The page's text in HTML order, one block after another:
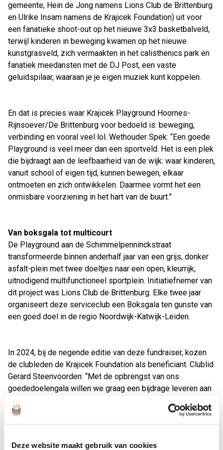
Deze website maakt gebruik van cookies
gemeente, Hein de Jong namens Lions Club de Brittenburg
en Ulrike Insam namens de Krajicek Foundation) uit voor
een fanatieke shoot-out op het nieuwe 3x3 basketbalveld,
terwijl kinderen in beweging kwamen op het nieuwe
kunstgrasveld, zich vermaakten in het calisthenics park en
fanatiek meedansten met de DJ Post, een vaste
geluidspilaar, waaraan je je eigen muziek kunt koppelen.
En dat is precies waar Krajicek Playground Hoornes-
Rijnsoever/De Brittenburg voor bedoeld is: beweging,
verbinding en vooral veel lol. Wethouder Spek: “Een goede
Playground is veel meer dan een sportveld. Het is een plek
die bijdraagt aan de leefbaarheid van de wijk: waar kinderen,
vanuit school of eigen tijd, kunnen bewegen, elkaar
ontmoeten en zich ontwikkelen. Daarmee vormt het een
onmisbare voorziening in het hart van de buurt.”
Van boksgala tot multicourt
De Playground aan de Schimmelpenninckstraat
transformeerde binnen anderhalf jaar van een grijs, donker
asfalt-plein met twee doeltjes naar een open, kleurrijk,
uitnodigend multifunctioneel sportplein. Initiatiefnemer van
dit project was Lions Club de Brittenburg. Elke twee jaar
organiseert deze serviceclub een Boksgala ten gunste van
een goed doel in de regio Noordwijk-Katwijk-Leiden.
In 2024, bij de negende editie van deze fundraiser, kozen
de clubleden de Krajicek Foundation als beneficiant. Clublid
Gerard Steenvoorden: “Met de opbrengst van ons
goededoelengala willen we graag een bijdrage leveren aan
met de Krajicek Foundation en de gemeente is deze mooie
Playground voor elkaar gebokst. Zo kunnen de kinderen uit